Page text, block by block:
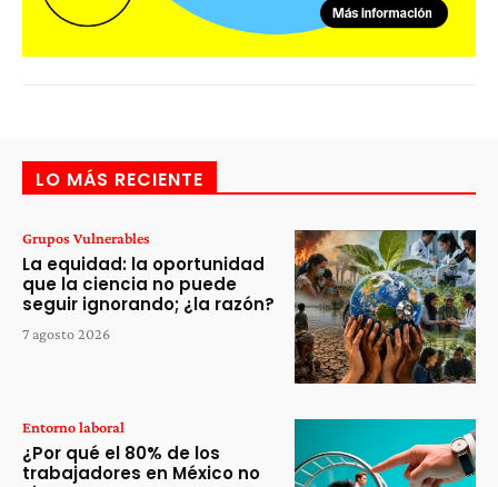
LO MÁS RECIENTE
Grupos Vulnerables
La equidad: la oportunidad
que la ciencia no puede
seguir ignorando; ¿la razón?
7 agosto 2026
Entorno laboral
¿Por qué el 80% de los
trabajadores en México no